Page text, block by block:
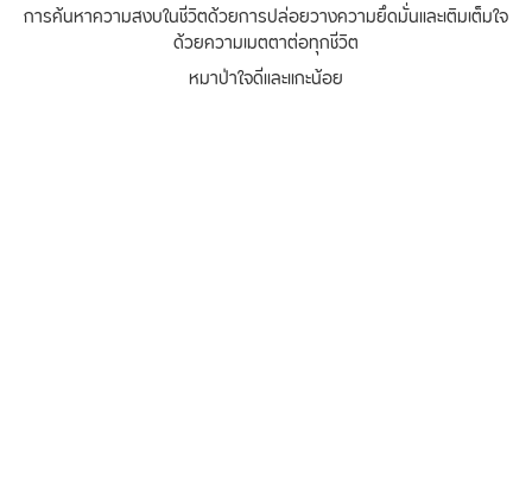
การค้นหาความสงบในชีวิตด้วยการปล่อยวางความยึดมั่นและเติมเต็มใจ
ด้วยความเมตตาต่อทุกชีวิต
หมาป่าใจดีและแกะน้อย